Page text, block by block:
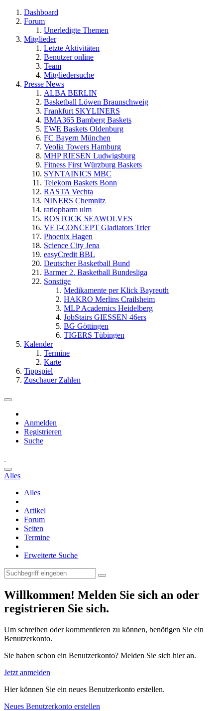
Dashboard
Forum
Unerledigte Themen
Mitglieder
Letzte Aktivitäten
Benutzer online
Team
Mitgliedersuche
Presse News
ALBA BERLIN
Basketball Löwen Braunschweig
Frankfurt SKYLINERS
BMA365 Bamberg Baskets
EWE Baskets Oldenburg
FC Bayern München
Veolia Towers Hamburg
MHP RIESEN Ludwigsburg
Fitness First Würzburg Baskets
SYNTAINICS MBC
Telekom Baskets Bonn
RASTA Vechta
NINERS Chemnitz
ratiopharm ulm
ROSTOCK SEAWOLVES
VET-CONCEPT Gladiators Trier
Phoenix Hagen
Science City Jena
easyCredit BBL
Deutscher Basketball Bund
Barmer 2. Basketball Bundesliga
Sonstige
Medikamente per Klick Bayreuth
HAKRO Merlins Crailsheim
MLP Academics Heidelberg
JobStairs GIESSEN 46ers
BG Göttingen
TIGERS Tübingen
Kalender
Termine
Karte
Tippspiel
Zuschauer Zahlen
Anmelden
Registrieren
Suche
Alles
Alles
Artikel
Forum
Seiten
Termine
Erweiterte Suche
Willkommen! Melden Sie sich an oder
registrieren Sie sich.
Um schreiben oder kommentieren zu können, benötigen Sie ein
Benutzerkonto.
Sie haben schon ein Benutzerkonto? Melden Sie sich hier an.
Jetzt anmelden
Hier können Sie ein neues Benutzerkonto erstellen.
Neues Benutzerkonto erstellen